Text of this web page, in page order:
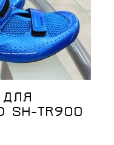
SH-TR900